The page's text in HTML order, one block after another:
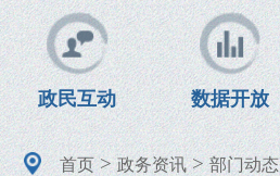
政民互动 数据开放
首页>政务资讯>部门动态